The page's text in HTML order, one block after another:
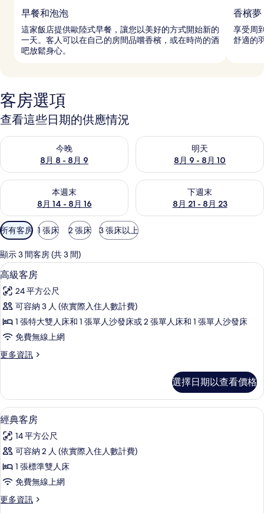
早餐和泡泡
這家飯店提供歐陸式早餐，讓您以美好的方式開始新的
一天。客人可以在自己的房間品嚐香檳，或在時尚的酒
吧放鬆身心。
香檳夢
享受周
舒適的
客房選項
查看這些日期的供應情況
今晚
8月 8 - 8月 9
查看今晚 (8月 8 - 8月 9) 的供應情況
明天
8月 9 - 8月 10
查看明天 (8月 9 - 8月 10) 的供
本週末
8月 14 - 8月 16
查看本週末 (8月 14 - 8月 16) 的供應情況
下週末
8月 21 - 8月 23
查看下週末 (8月 21 - 8月 23)
可
用
的
客
房
篩
選
條
所有客房 1 張床 2 張床 3 張床以上
顯示 3 間客房 (共 3 間)
顯
示
高
級
客
房
的
有
相
片
高級客房 | 高級寢具、迷你吧、客房內
16
高級客房
24 平方公尺
可容納 3 人 (依實際入住人數計費)
1 張特大雙人床和 1 張單人沙發床或 2 張單人床和 1 張單人沙發床
免費無線上網
更多資訊
更
客
房
的
情
選擇日期以查看價格
顯
示
經
典
客
房
的
經典客房 | 高級寢具、迷你吧、客房內
12
經典客房
14 平方公尺
可容納 2 人 (依實際入住人數計費)
1 張標準雙人床
免費無線上網
更多資訊
更